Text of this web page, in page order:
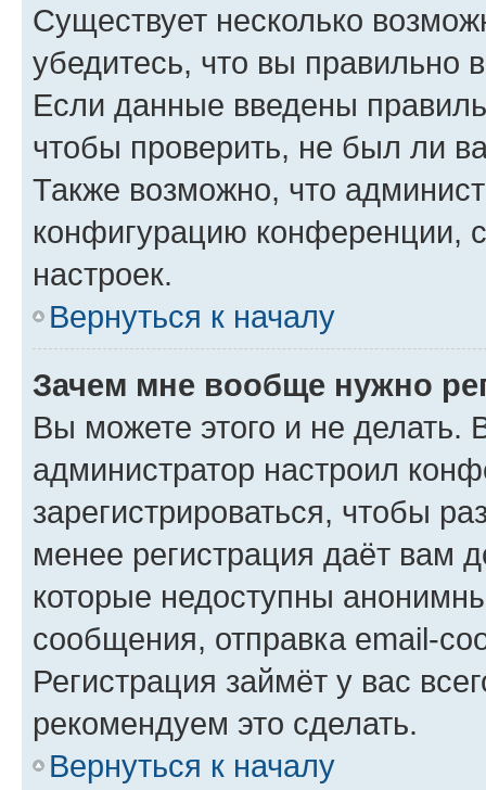
Существует несколько
убедитесь, что вы правильно
Если данные введены
чтобы проверить, не был ли
Также возможно, что
конфигурацию конференции,
настроек.
Вернуться к началу
Зачем мне вообще нужно
Вы можете этого и не делать.
администратор настроил
зарегистрироваться, чтобы
менее регистрация даёт вам
которые недоступны
сообщения, отправка email-
Регистрация займёт у вас
рекомендуем это сделать.
Вернуться к началу